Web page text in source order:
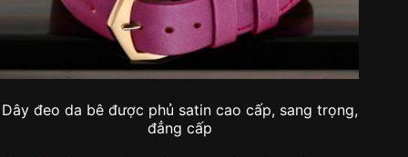
Dây đeo da bê được phủ satin cao cấp, sang trọng,
đẳng cấp